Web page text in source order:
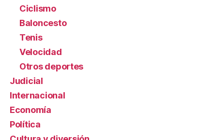
Ciclismo
Baloncesto
Tenis
Velocidad
Otros deportes
Judicial
Internacional
Economía
Política